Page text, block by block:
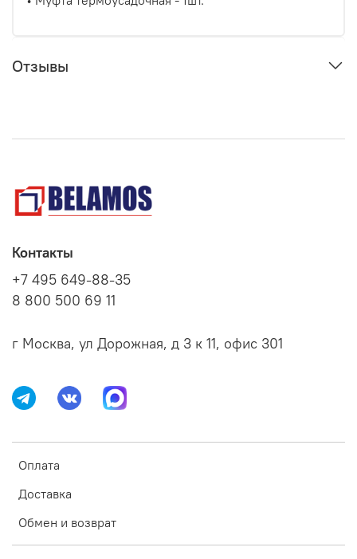
Отзывы
Оплата
Доставка
Обмен и возврат
Контакты
+7 495 649-88-35
8 800 500 69 11
г Москва, ул Дорожная, д 3 к 11, офис 301